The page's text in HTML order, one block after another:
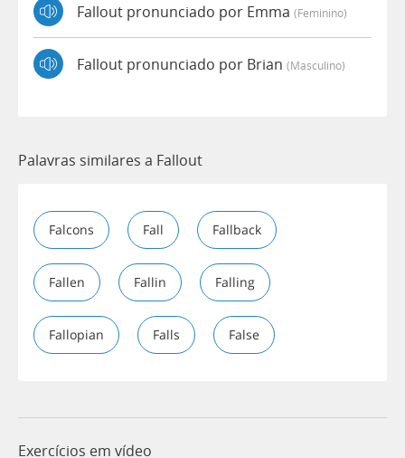
Fallout pronunciado por Emma (feminino)
Fallout pronunciado por Brian (masculino)
Palavras similares a Fallout
Falcons Fall Fallback
Fallen Fallin Falling
Fallopian Falls False
Exercícios em vídeo